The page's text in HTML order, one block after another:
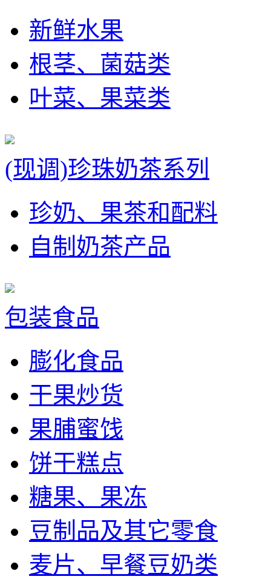
新鲜水果
根茎、菌菇类
叶菜、果菜类
(现调)珍珠奶茶系列
珍奶、果茶和配料
自制奶茶产品
包装食品
膨化食品
干果炒货
果脯蜜饯
饼干糕点
糖果、果冻
豆制品及其它零食
麦片、早餐豆奶类